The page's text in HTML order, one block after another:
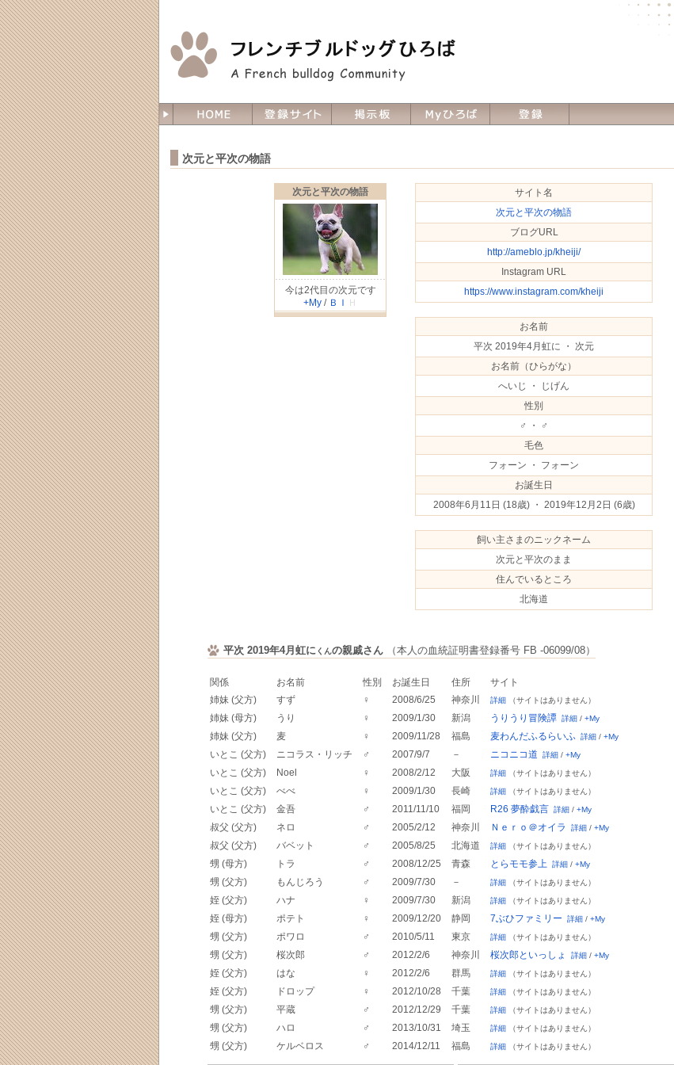
次元と平次の物語
次元と平次の物語
今は2代目の次元です
+My / Ｂ Ｉ Ｈ
サイト名
次元と平次の物語
ブログURL
http://ameblo.jp/kheiji/
Instagram URL
https://www.instagram.com/kheiji
お名前
平次 2019年4月虹に ・ 次元
お名前（ひらがな）
へいじ ・ じげん
性別
♂ ・ ♂
毛色
フォーン ・ フォーン
お誕生日
2008年6月11日 (18歳) ・ 2019年12月2日 (6歳)
飼い主さまのニックネーム
次元と平次のまま
住んでいるところ
北海道
平次 2019年4月虹に くんの親戚さん（本人の血統証明書登録番号 FB -06099/08）
関係 お名前 性別 お誕生日 住所
サイト
姉妹 (父方)
すず ♀ 2008/6/25 神奈川 詳細（サイトはありません）
姉妹 (母方) うり ♀ 2009/1/30 新潟 うりうり冒険譚 詳細/ +My
姉妹 (父方) 麦 ♀ 2009/11/28 福島 麦わんだふるらいふ 詳細/ +My
いとこ (父方) ニコラス・リッチ ♂ 2007/9/7 － ニコニコ道 詳細/ +My
いとこ (父方) Noel ♀ 2008/2/12 大阪 詳細（サイトはありません）
いとこ (父方) べべ ♀ 2009/1/30 長崎 詳細（サイトはありません）
いとこ (父方) 金吾 ♂ 2011/11/10 福岡 R26 夢酔戯言 詳細/ +My
叔父 (父方) ネロ ♂ 2005/2/12 神奈川 Ｎｅｒｏ＠オイラ 詳細/ +My
叔父 (父方) バベット ♂ 2005/8/25 北海道 詳細（サイトはありません）
甥 (母方) トラ ♂ 2008/12/25 青森 とらモモ参上 詳細/ +My
甥 (父方) もんじろう ♂ 2009/7/30 － 詳細（サイトはありません）
姪 (父方) ハナ ♀ 2009/7/30 新潟 詳細（サイトはありません）
姪 (母方) ポテト ♀ 2009/12/20 静岡 7ぶひファミリー 詳細/ +My
甥 (父方) ポワロ ♂ 2010/5/11 東京 詳細（サイトはありません）
甥 (父方) 桜次郎 ♂ 2012/2/6 神奈川 桜次郎といっしょ 詳細/ +My
姪 (父方) はな ♀ 2012/2/6 群馬 詳細（サイトはありません）
姪 (父方) ドロップ ♀ 2012/10/28 千葉 詳細（サイトはありません）
甥 (父方) 平蔵 ♂ 2012/12/29 千葉 詳細（サイトはありません）
甥 (父方) ハロ ♂ 2013/10/31 埼玉 詳細（サイトはありません）
甥 (父方) ケルベロス ♂ 2014/12/11 福島 詳細（サイトはありません）